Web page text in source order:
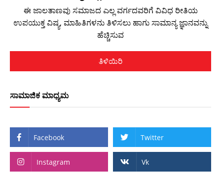
ಈ ಜಾಲತಾಣವು ಸಮಾಜದ ಎಲ್ಲ ವರ್ಗದವರಿಗೆ ವಿವಿಧ ರೀತಿಯ
ಉಪಯುಕ್ತ ವಿಷ್ಯ, ಮಾಹಿತಿಗಳನು ತಿಳಿಸಲು ಹಾಗು ಸಾಮಾನ್ಯ ಜ್ಞಾನವನ್ನು
ಹೆಚ್ಚಿಸುವ
ತಿಳಿಯಿರಿ
ಸಾಮಾಜಿಕ ಮಾಧ್ಯಮ
Facebook Twitter
Instagram Vk